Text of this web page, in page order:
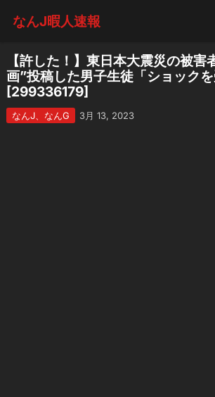
なんJ暇人速報
【許した！】東日本大震災の被害
画”投稿した男子生徒「ショック
[299336179]
なんJ、なんG 3月 13, 2023